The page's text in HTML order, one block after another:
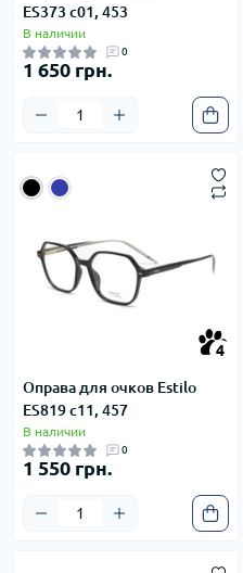
ES373 c01, 453
В наличии
0
1 650 грн.
4
4
Оправа для очков Estilo
ES819 c11, 457
В наличии
0
1 550 грн.